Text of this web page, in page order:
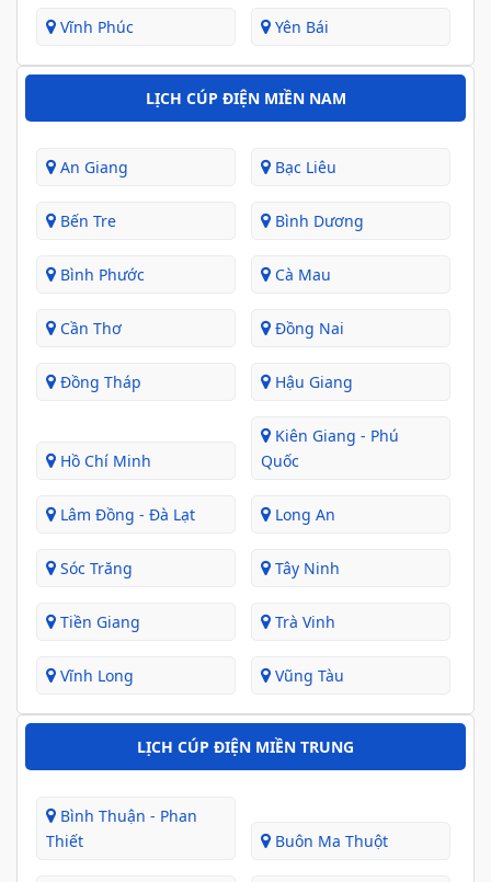
Vĩnh Phúc Yên Bái
LỊCH CÚP ĐIỆN MIỀN NAM
An Giang Bạc Liêu
Bến Tre Bình Dương
Bình Phước Cà Mau
Cần Thơ Đồng Nai
Đồng Tháp Hậu Giang
Hồ Chí Minh
Kiên Giang - Phú
Quốc
Lâm Đồng - Đà Lạt Long An
Sóc Trăng Tây Ninh
Tiền Giang Trà Vinh
Vĩnh Long Vũng Tàu
LỊCH CÚP ĐIỆN MIỀN TRUNG
Bình Thuận - Phan
Thiết
Buôn Ma Thuột